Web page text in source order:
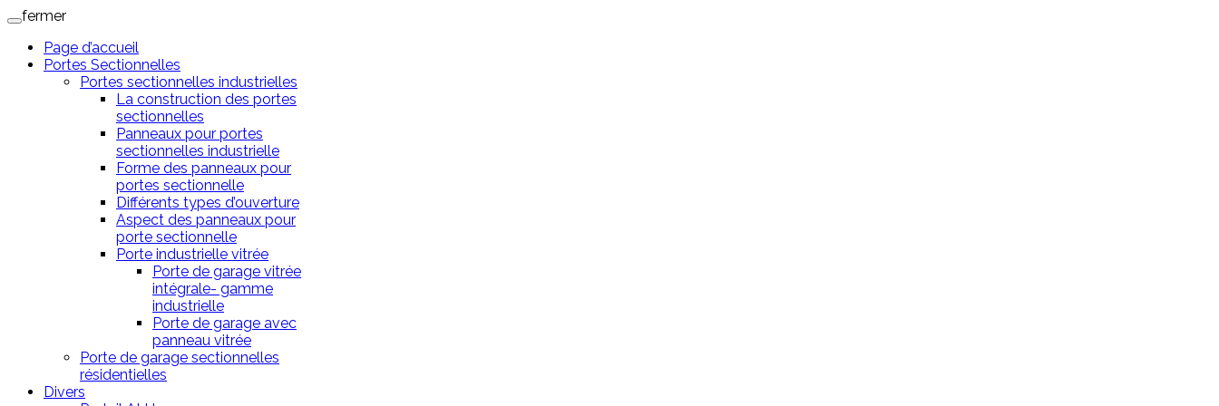
Skip
content
fermer
Page d’accueil
Portes Sectionnelles
Portes sectionnelles industrielles
La construction des portes
sectionnelles
Panneaux pour portes
sectionnelles industrielle
Forme des panneaux pour
portes sectionnelle
Différents types d’ouverture
Aspect des panneaux pour
porte sectionnelle
Porte industrielle vitrée
Porte de garage vitrée
intégrale- gamme
industrielle
Porte de garage avec
panneau vitrée
Porte de garage sectionnelles
résidentielles
Divers